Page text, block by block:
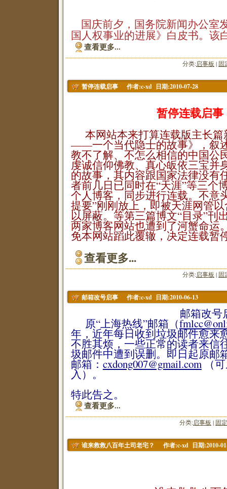
国庆前夕，国务院新闻办公室
国人权事业的进展》白皮书。该
查看更多...
分类:启事板 | 固
暂停连载启事 作者:c-xd 日期:2010-07-28
暂停连载启事
本网站本来打算连载版主长
——一个当代隐士的故事》，叙
教不了解、不怎么相信的中国公
虔诚信仰佛教、真心皈依三宝并
的故事，其内容跟国家法律没有
者前几日已同时在“天涯”等三个
个人博客，同步进行连载。不意
提要”刚刚放上，即被天涯网管
以屏蔽。等第三篇博文“目录”刊
两家博客网站也遭到了河蟹命运
免本网站蹈此覆辙，决定连载暂
查看更多...
分类:启事板 | 固
邮箱改号启事 作者:c-xd 日期:2010-06-13
邮箱改号启
原“上海热线”邮箱（
年，近年每日收到垃圾邮件愈来
不胜其烦，一些正常的读者来信
圾邮件中遭到误删。即日起原邮
邮箱： cxdong007@gmail.com（可
入）。
特此告之。
查看更多...
分类:启事板 | 固
谁来救救八百年土司老宅？ 作者:c-xd 日期:2010-